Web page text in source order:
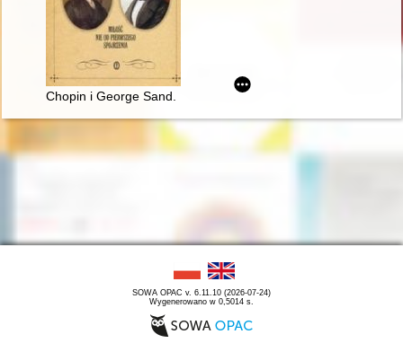
Chopin i George Sand. Miłość nie od pierwszego spojrzenia
SOWA OPAC v. 6.11.10 (2026-07-24)
Wygenerowano w 0,5014 s.